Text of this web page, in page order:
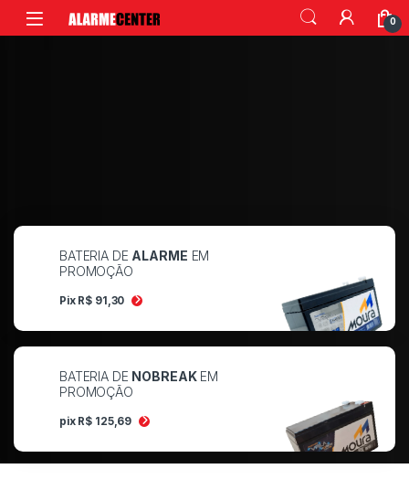
0
BATERIA DE ALARME EM
PROMOÇÃO
Pix R$ 91,30
BATERIA DE NOBREAKEM
PROMOÇÃO
pix R$ 125,69